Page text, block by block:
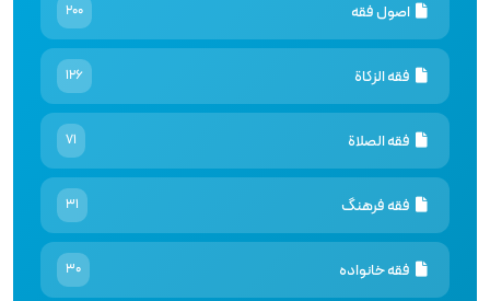
اصول فقه 200
فقه الزكاة 126
فقه الصلاة 71
فقه فرهنگ 31
فقه خانواده 30